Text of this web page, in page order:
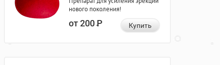
нового поколения!
от 200Р Купить